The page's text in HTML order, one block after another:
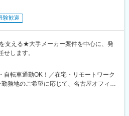
験歓迎
支える★大手メーカー案件を中心に、発
します。
自転車通勤OK！／在宅・リモートワーク
務地のご希望に応じて、名古屋オフィス
県豊明市栄町南舘3番地の303＜ 最寄り
京競馬場前」駅より徒歩3分◎マイカ